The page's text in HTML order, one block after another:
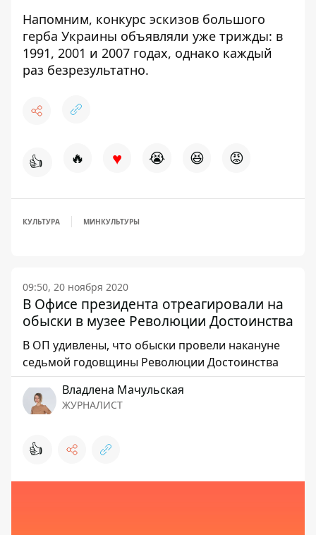
Напомним, конкурс эскизов большого
герба Украины объявляли уже трижды: в
1991, 2001 и 2007 годах, однако каждый
раз безрезультатно.
👍 🔥 ♥ 😭 😆 😡
КУЛЬТУРА МИНКУЛЬТУРЫ
09:50, 20 ноября 2020
В Офисе президента отреагировали на
обыски в музее Революции Достоинства
В ОП удивлены, что обыски провели накануне
седьмой годовщины Революции Достоинства
Владлена Мачульская
ЖУРНАЛИСТ
👍